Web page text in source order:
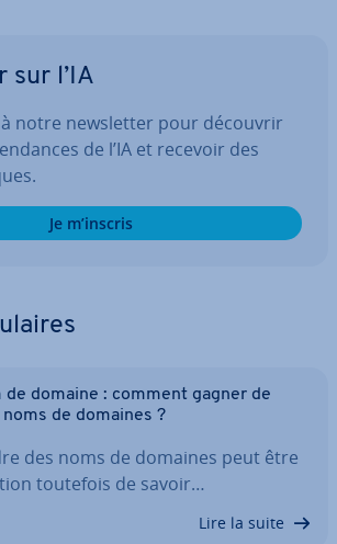
sur l’IA
à notre news­let­ter pour découvrir
de l’IA et recevoir des
Je m’inscris
de domaine : comment gagner de
noms de domaines ?
des noms de domaines peut être
toutefois de savoir…
Lire la suite